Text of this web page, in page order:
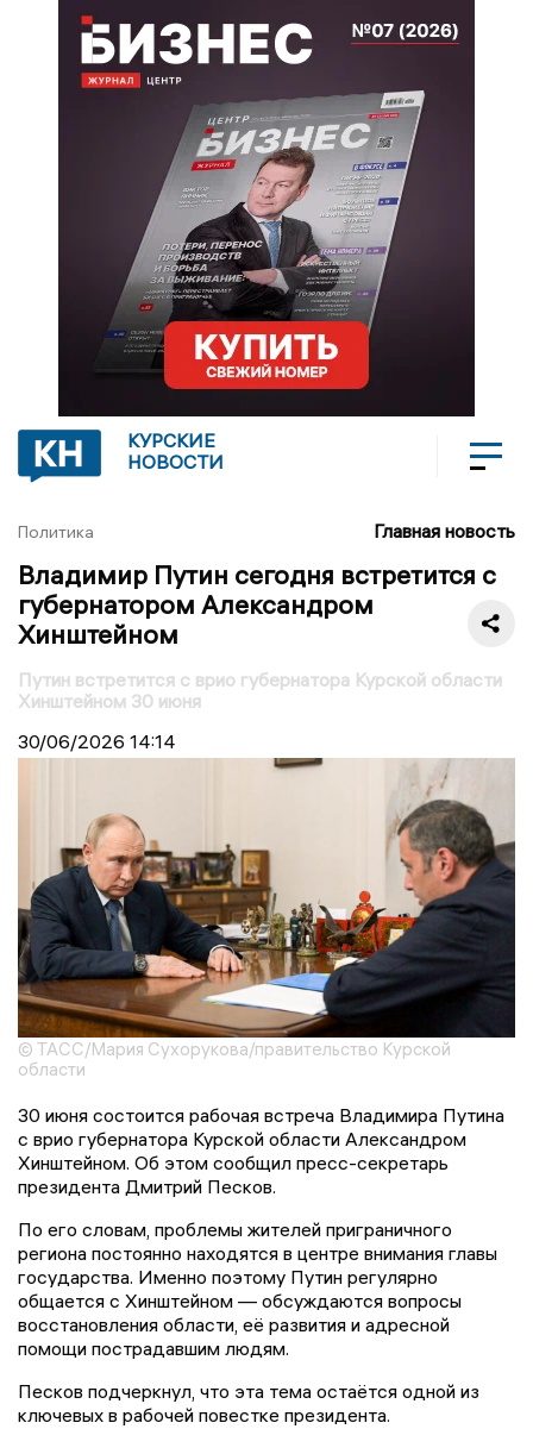
КУРСКИЕ
НОВОСТИ
Политика Главная новость
Владимир Путин сегодня встретится с
губернатором Александром
Хинштейном
Путин встретится с врио губернатора Курской области
Хинштейном 30 июня
30/06/2026 14:14
© ТАСС/Мария Сухорукова/правительство Курской
области
30 июня состоится рабочая встреча Владимира Путина
с врио губернатора Курской области Александром
Хинштейном. Об этом сообщил пресс-секретарь
президента Дмитрий Песков.
По его словам, проблемы жителей приграничного
региона постоянно находятся в центре внимания главы
государства. Именно поэтому Путин регулярно
общается с Хинштейном — обсуждаются вопросы
восстановления области, её развития и адресной
помощи пострадавшим людям.
Песков подчеркнул, что эта тема остаётся одной из
ключевых в рабочей повестке президента.